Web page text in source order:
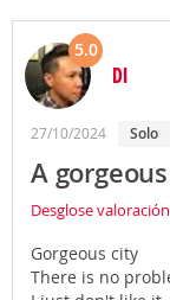
5.0
DI
27/10/2024 solo
A
Desglose valoración
Gorgeous city
There is no